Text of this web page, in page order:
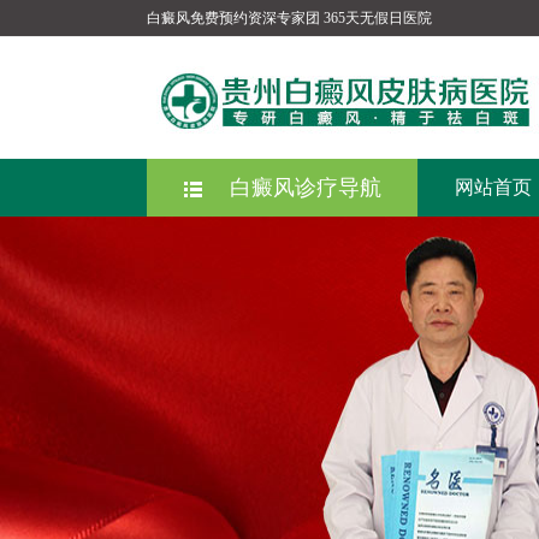
白癜风免费预约资深专家团 365天无假日医院
白癜风诊疗导航 网站首页